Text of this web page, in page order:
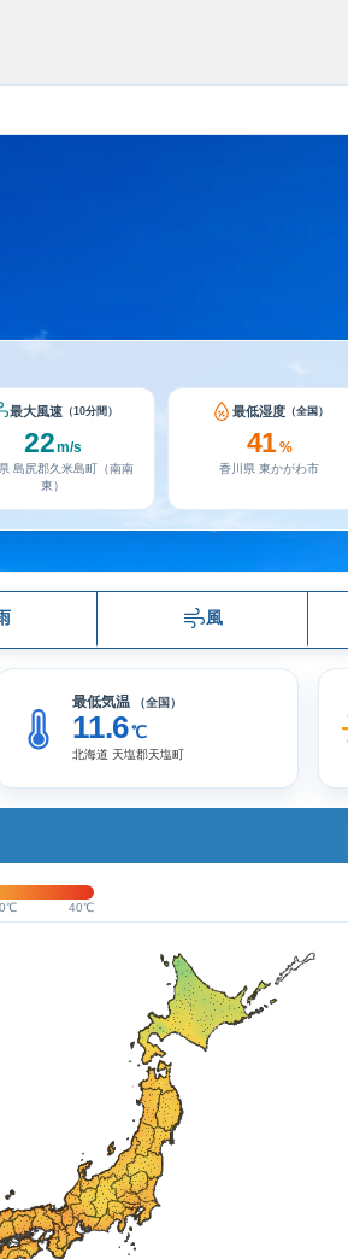
最大風速 （10分間）
22m/s
島尻郡久米島町（南南
東）
最低湿度（全国）
41%
香川県 東かがわ市
風
最低気温 （全国）
11.6℃
北海道 天塩郡天塩町
40℃